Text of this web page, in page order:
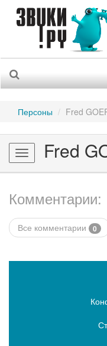
Персоны Fred
Toggle
navigation
Fred
Комментарии:
Все комментарии 0